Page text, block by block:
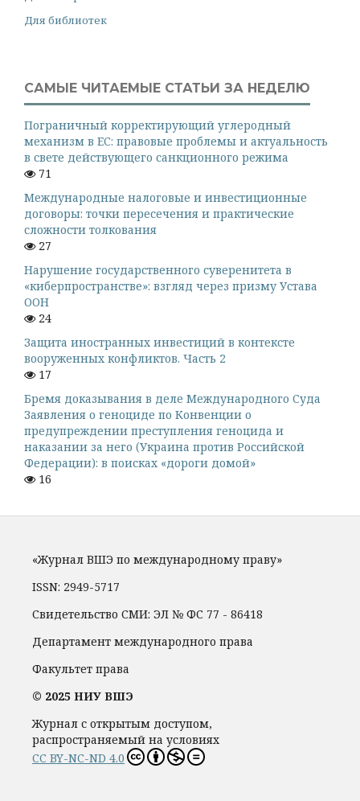
Для библиотек
САМЫЕ ЧИТАЕМЫЕ СТАТЬИ ЗА НЕДЕЛЮ
Пограничный корректирующий углеродный
механизм в ЕС: правовые проблемы и актуальность
в свете действующего санкционного режима
71
Международные налоговые и инвестиционные
договоры: точки пересечения и практические
сложности толкования
27
Нарушение государственного суверенитета в
«киберпространстве»: взгляд через призму Устава
ООН
24
Защита иностранных инвестиций в контексте
вооруженных конфликтов. Часть 2
17
Бремя доказывания в деле Международного Суда
Заявления о геноциде по Конвенции о
предупреждении преступления геноцида и
наказании за него (Украина против Российской
Федерации): в поисках «дороги домой»
16
«Журнал ВШЭ по международному праву»
ISSN: 2949-5717
Свидетельство СМИ: ЭЛ № ФС 77 - 86418
Департамент международного права
Факультет права
© 2025 НИУ ВШЭ
Журнал с открытым доступом,
распространяемый на условиях
CC BY-NC-ND 4.0